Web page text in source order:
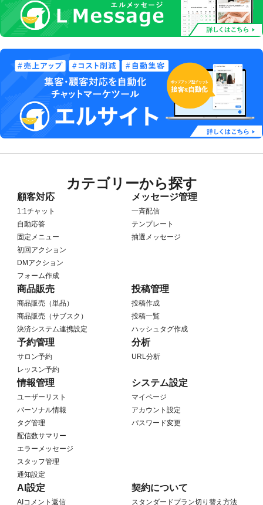
カテゴリーから探す
顧客対応
1:1チャット
自動応答
固定メニュー
初回アクション
DMアクション
フォーム作成
メッセージ管理
一斉配信
テンプレート
抽選メッセージ
商品販売
商品販売（単品）
商品販売（サブスク）
決済システム連携設定
投稿管理
投稿作成
投稿一覧
ハッシュタグ作成
予約管理
サロン予約
レッスン予約
分析
URL分析
情報管理
ユーザーリスト
パーソナル情報
タグ管理
配信数サマリー
エラーメッセージ
スタッフ管理
通知設定
システム設定
マイページ
アカウント設定
パスワード変更
AI設定
AIコメント返信
契約について
スタンダードプラン切り替え方法